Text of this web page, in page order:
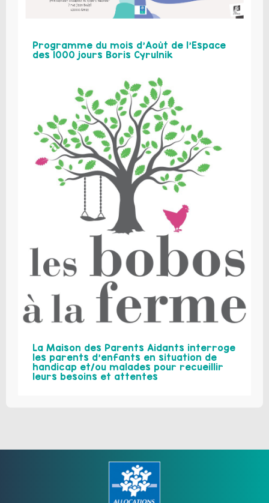
Programme du mois d’Août de l’Espace
des 1000 jours Boris Cyrulnik
La Maison des Parents Aidants interroge
les parents d’enfants en situation de
handicap et/ou malades pour recueillir
leurs besoins et attentes